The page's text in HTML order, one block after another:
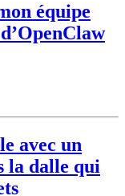
équipe
avec un
la dalle qui